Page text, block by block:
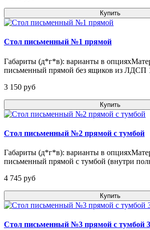
Купить
Стол письменный №1 прямой
Габариты (д*г*в): варианты в
письменный прямой без ящиков из ЛДСП
3 150 pуб
Купить
Стол письменный №2 прямой с тумбой
Габариты (д*г*в): варианты в
письменный прямой с тумбой (внутри
4 745 pуб
Купить
Стол письменный №3 прямой с тумбой